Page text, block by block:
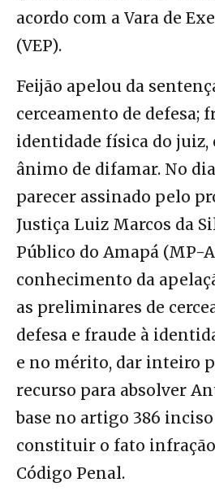
acordo com a Vara de
(VEP).
Feijão apelou da
cerceamento de defesa;
identidade física do juiz,
ânimo de difamar. No
parecer assinado pelo
Justiça Luiz Marcos da
Público do Amapá (MP-
conhecimento da
as preliminares de
defesa e fraude à
e no mérito, dar inteiro
recurso para absolver
base no artigo 386
constituir o fato
Código Penal.